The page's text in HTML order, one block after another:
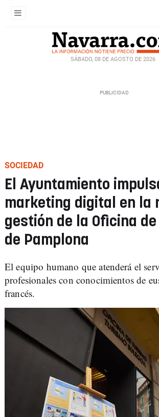
SÁBADO, 08 DE AGOSTO DE 2026
SOCIEDAD
El Ayuntamiento
marketing digital en la
gestión de la Oficina
de Pamplona
El equipo humano que atenderá el
profesionales con conocimientos de
francés.